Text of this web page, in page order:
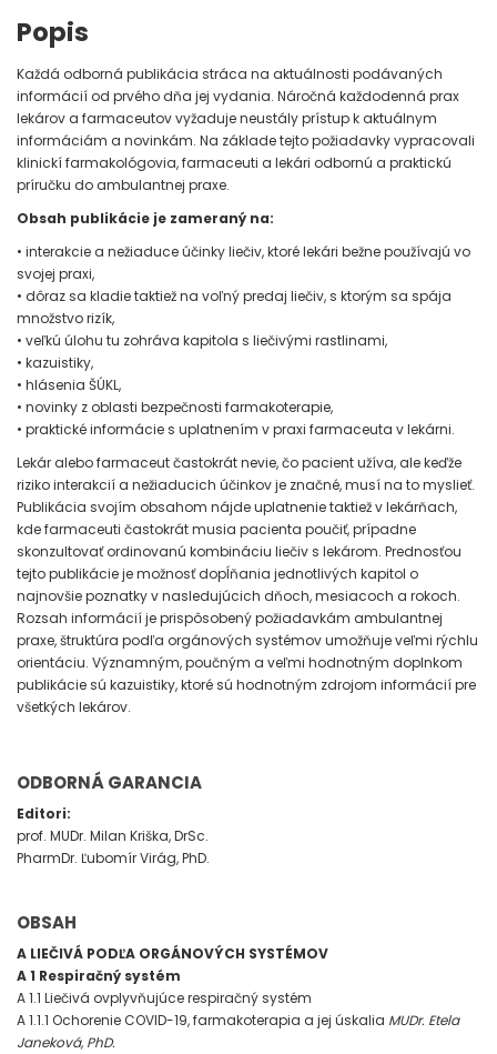
Popis
Každá odborná publikácia stráca na aktuálnosti podávaných
informácií od prvého dňa jej vydania. Náročná každodenná prax
lekárov a farmaceutov vyžaduje neustály prístup k aktuálnym
informáciám a novinkám. Na základe tejto požiadavky vypracovali
klinickí farmakológovia, farmaceuti a lekári odbornú a praktickú
príručku do ambulantnej praxe.
Obsah publikácie je zameraný na:
• interakcie a nežiaduce účinky liečiv, ktoré lekári bežne používajú vo
svojej praxi,
• dôraz sa kladie taktiež na voľný predaj liečiv, s ktorým sa spája
množstvo rizík,
• veľkú úlohu tu zohráva kapitola s liečivými rastlinami,
• kazuistiky,
• hlásenia ŠÚKL,
• novinky z oblasti bezpečnosti farmakoterapie,
• praktické informácie s uplatnením v praxi farmaceuta v lekárni.
Lekár alebo farmaceut častokrát nevie, čo pacient užíva, ale keďže
riziko interakcií a nežiaducich účinkov je značné, musí na to myslieť.
Publikácia svojím obsahom nájde uplatnenie taktiež v lekárňach,
kde farmaceuti častokrát musia pacienta poučiť, prípadne
skonzultovať ordinovanú kombináciu liečiv s lekárom. Prednosťou
tejto publikácie je možnosť dopĺňania jednotlivých kapitol o
najnovšie poznatky v nasledujúcich dňoch, mesiacoch a rokoch.
Rozsah informácií je prispôsobený požiadavkám ambulantnej
praxe, štruktúra podľa orgánových systémov umožňuje veľmi rýchlu
orientáciu. Významným, poučným a veľmi hodnotným doplnkom
publikácie sú kazuistiky, ktoré sú hodnotným zdrojom informácií pre
všetkých lekárov.
ODBORNÁ GARANCIA
Editori:
prof. MUDr. Milan Kriška, DrSc.
PharmDr. Ľubomír Virág, PhD.
OBSAH
A LIEČIVÁ PODĽA ORGÁNOVÝCH SYSTÉMOV
A 1 Respiračný systém
A 1.1 Liečivá ovplyvňujúce respiračný systém
A 1.1.1 Ochorenie COVID-19, farmakoterapia a jej úskalia MUDr. Etela
Janeková, PhD.